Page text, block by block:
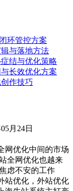
环管控方案
与落地方法
结与优化策略
长效优化方案
作技巧
月24日
网优化中间的市场
全网优化也越来
虑不安的工作
站优化，外站优化